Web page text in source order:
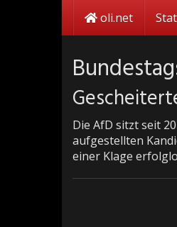
oli.net
Die AfD sitzt seit
aufgestellten
einer Klage